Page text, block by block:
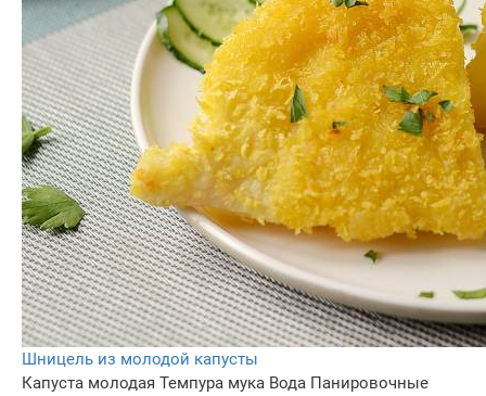
Шницель из молодой капусты
Капуста молодая Темпура мука Вода Панировочные